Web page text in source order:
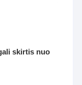
skirtis nuo